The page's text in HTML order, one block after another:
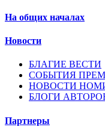
На общих началах
Новости
БЛАГИЕ ВЕСТИ
СОБЫТИЯ
НОВОСТИ
БЛОГИ
Партнеры